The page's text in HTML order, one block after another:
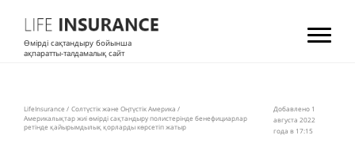
Өмірді сақтандыру бойынша
ақпаратты-талдамалық сайт
LifeInsurance / Солтүстік және Оңтүстік Америка /
Америкалықтар жиі өмірді сақтандыру полистерінде бенефициарлар
ретінде қайырымдылық қорларды көрсетіп жатыр
Добавлено 1
августа 2022
года в 17:15